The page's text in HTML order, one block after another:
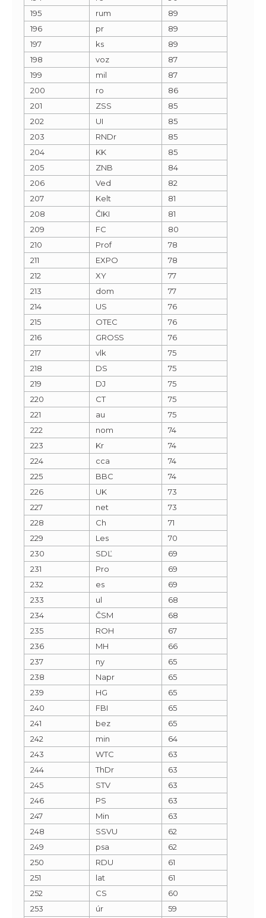
195
rum
89
196
pr
89
197
ks
89
198
voz
87
199
mil
87
200
ro
86
201
ZSS
85
202
UI
85
203
RNDr
85
204
KK
85
205
ZNB
84
206
Ved
82
207
Kelt
81
208
ČIKI
81
209
FC
80
210
Prof
78
211
EXPO
78
212
XY
77
213
dom
77
214
US
76
215
OTEC
76
216
GROSS
76
217
vlk
75
218
DS
75
219
DJ
75
220
CT
75
221
au
75
222
nom
74
223
Kr
74
224
cca
74
225
BBC
74
226
UK
73
227
net
73
228
Ch
71
229
Les
70
230
SDĽ
69
231
Pro
69
232
es
69
233
ul
68
234
ČSM
68
235
ROH
67
236
MH
66
237
ny
65
238
Napr
65
239
HG
65
240
FBI
65
241
bez
65
242
min
64
243
WTC
63
244
ThDr
63
245
STV
63
246
PS
63
247
Min
63
248
SSVU
62
249
psa
62
250
RDU
61
251
lat
61
252
CS
60
253
úr
59